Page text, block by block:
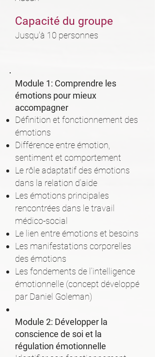
Capacité du groupe
Jusqu'à 10 personnes
Module 1: Comprendre les
émotions pour mieux
accompagner
Définition et fonctionnement des
émotions
Différence entre émotion,
sentiment et comportement
Le rôle adaptatif des émotions
dans la relation d’aide
Les émotions principales
rencontrées dans le travail
médico-social
Le lien entre émotions et besoins
Les manifestations corporelles
des émotions
Les fondements de l’intelligence
émotionnelle (concept développé
par Daniel Goleman)
Module 2: Développer la
conscience de soi et la
régulation émotionnelle